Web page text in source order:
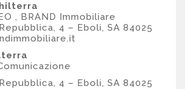
, BRAND Immobiliare
4 – Eboli, SA 84025
4 – Eboli, SA 84025